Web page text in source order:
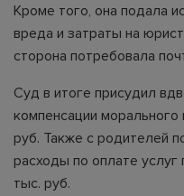
Кроме того, она подала
вреда и затраты на
сторона потребовала
Суд в итоге присудил
компенсации
руб. Также с родителей
расходы по оплате
тыс. руб.